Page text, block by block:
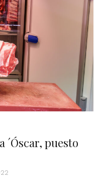
´Óscar, puesto